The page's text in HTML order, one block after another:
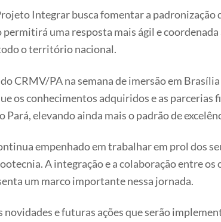
Integrar busca fomentar a padronização
permitirá uma resposta mais ágil e
o território nacional.
CRMV/PA na semana de imersão em
os conhecimentos adquiridos e as
Pará, elevando ainda mais o padrão de
empenhado em trabalhar em prol dos
A integração e a colaboração entre
um marco importante nessa jornada.
novidades e futuras ações que serão